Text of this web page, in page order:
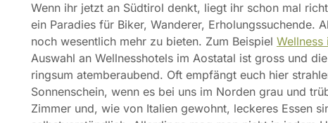
Wenn ihr jetzt an Südtirol denkt, liegt ihr schon mal
ein Paradies für Biker, Wanderer, Erholungssuchende.
noch wesentlich mehr zu bieten. Zum Beispiel Wellness
Auswahl an Wellnesshotels im Aostatal ist gross und
ringsum atemberaubend. Oft empfängt euch hier
Sonnenschein, wenn es bei uns im Norden grau und
Zimmer und, wie von Italien gewohnt, leckeres Essen